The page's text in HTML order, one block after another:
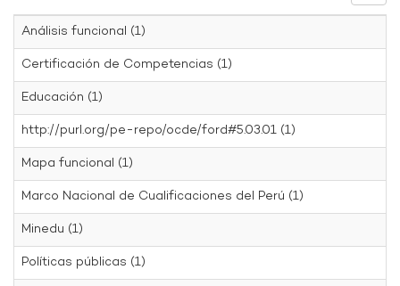
Análisis funcional (1)
Certificación de Competencias (1)
Educación (1)
http://purl.org/pe-repo/ocde/ford#5.03.01 (1)
Mapa funcional (1)
Marco Nacional de Cualificaciones del Perú (1)
Minedu (1)
Políticas públicas (1)